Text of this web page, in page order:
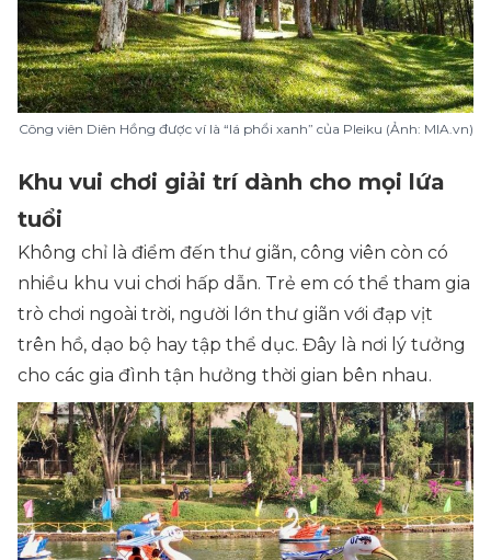
Công viên Diên Hồng được ví là “lá phổi xanh” của Pleiku (Ảnh: MIA.vn)
Khu vui chơi giải trí dành cho mọi lứa
tuổi
Không chỉ là điểm đến thư giãn, công viên còn có
nhiều khu vui chơi hấp dẫn. Trẻ em có thể tham gia
trò chơi ngoài trời, người lớn thư giãn với đạp vịt
trên hồ, dạo bộ hay tập thể dục. Đây là nơi lý tưởng
cho các gia đình tận hưởng thời gian bên nhau.